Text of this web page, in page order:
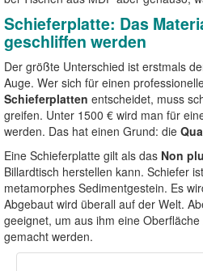
Schieferplatte: Das
geschliffen werden
Der größte Unterschied ist erstmals
Auge. Wer sich für einen
Schieferplatten entscheidet, muss
greifen. Unter 1500 € wird man für
werden. Das hat einen Grund: die
Eine Schieferplatte gilt als das Non
Billardtisch herstellen kann. Schiefer
metamorphes Sedimentgestein. Es
Abgebaut wird überall auf der Welt.
geeignet, um aus ihm eine
gemacht werden.